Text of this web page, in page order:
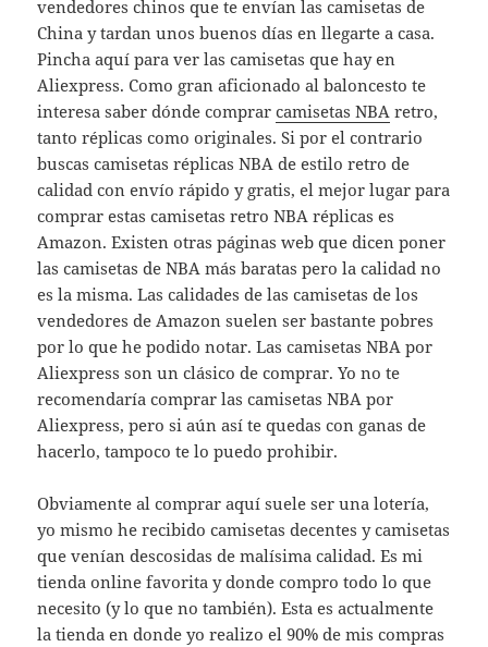
vendedores chinos que te envían las camisetas de
China y tardan unos buenos días en llegarte a casa.
Pincha aquí para ver las camisetas que hay en
Aliexpress. Como gran aficionado al baloncesto te
interesa saber dónde comprarcamisetas NBA retro,
tanto réplicas como originales. Si por el contrario
buscas camisetas réplicas NBA de estilo retro de
calidad con envío rápido y gratis, el mejor lugar para
comprar estas camisetas retro NBA réplicas es
Amazon. Existen otras páginas web que dicen poner
las camisetas de NBA más baratas pero la calidad no
es la misma. Las calidades de las camisetas de los
vendedores de Amazon suelen ser bastante pobres
por lo que he podido notar. Las camisetas NBA por
Aliexpress son un clásico de comprar. Yo no te
recomendaría comprar las camisetas NBA por
Aliexpress, pero si aún así te quedas con ganas de
hacerlo, tampoco te lo puedo prohibir.
Obviamente al comprar aquí suele ser una lotería,
yo mismo he recibido camisetas decentes y camisetas
que venían descosidas de malísima calidad. Es mi
tienda online favorita y donde compro todo lo que
necesito (y lo que no también). Esta es actualmente
la tienda en donde yo realizo el 90% de mis compras